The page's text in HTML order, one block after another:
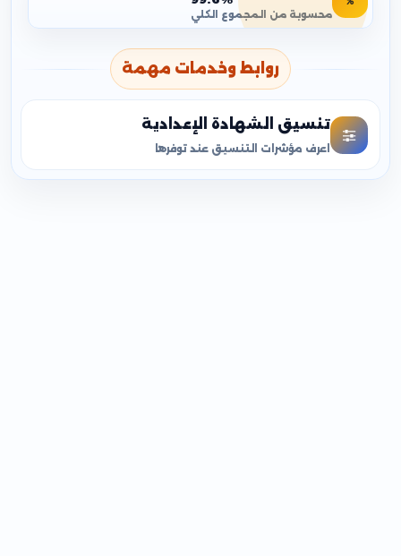
محسوبة من المجموع الكلي
روابط وخدمات مهمة
تنسيق الشهادة الإعدادية
اعرف مؤشرات التنسيق عند توفرها